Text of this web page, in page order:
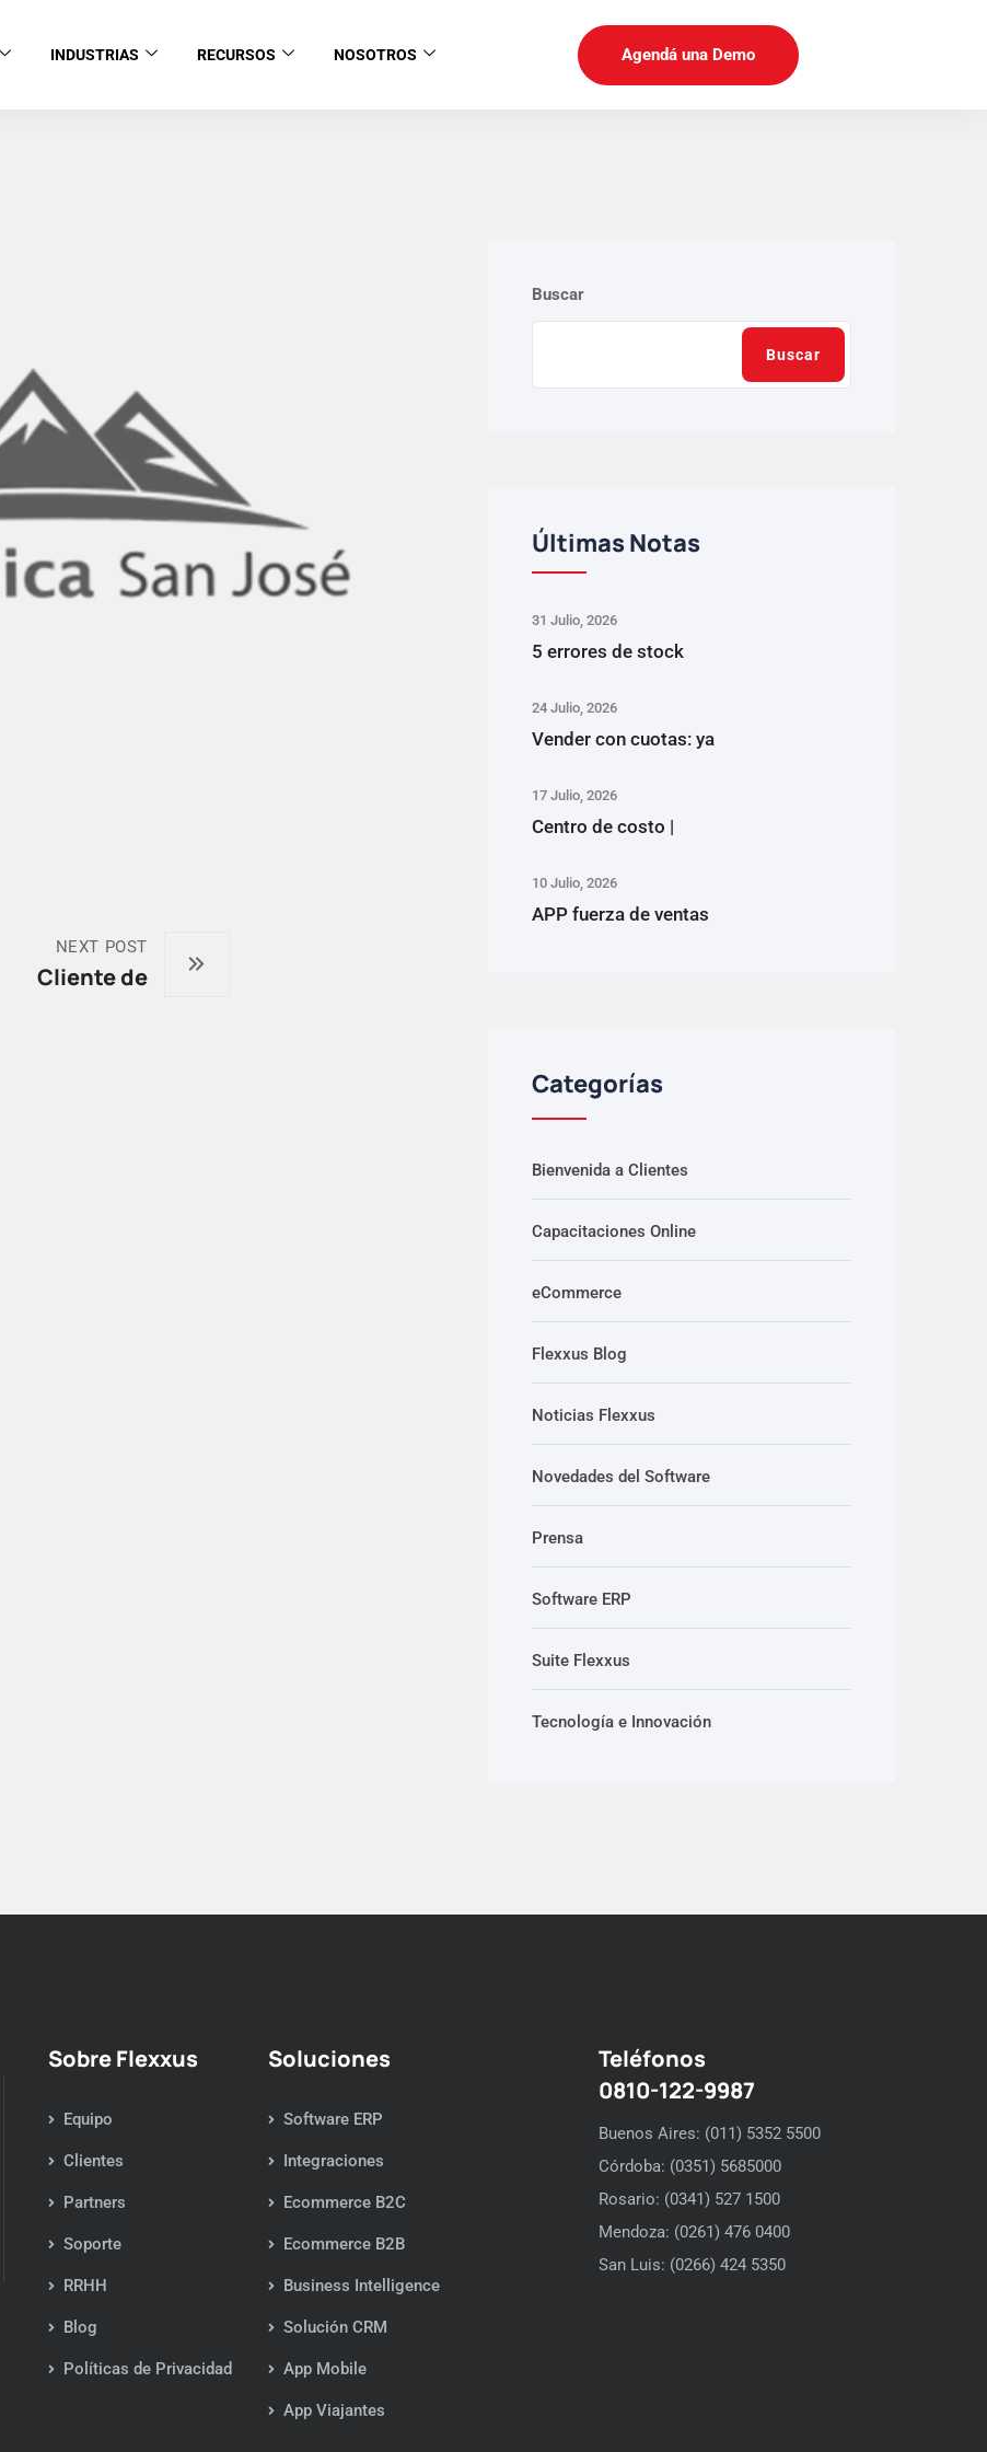
INDUSTRIAS RECURSOS NOSOTROS Agendá una Demo
NEXT POST
Cliente de
Buscar
Buscar
Últimas Notas
31 Julio, 2026
5 errores de stock
24 Julio, 2026
Vender con cuotas: ya
17 Julio, 2026
Centro de costo |
10 Julio, 2026
APP fuerza de ventas
Categorías
Bienvenida a Clientes
Capacitaciones Online
eCommerce
Flexxus Blog
Noticias Flexxus
Novedades del Software
Prensa
Software ERP
Suite Flexxus
Tecnología e Innovación
Sobre Flexxus
Equipo
Clientes
Partners
Soporte
RRHH
Blog
Políticas de Privacidad
Soluciones
Software ERP
Integraciones
Ecommerce B2C
Ecommerce B2B
Business Intelligence
Solución CRM
App Mobile
App Viajantes
Teléfonos
0810-122-9987
Buenos Aires: (011) 5352 5500
Córdoba: (0351) 5685000
Rosario: (0341) 527 1500
Mendoza: (0261) 476 0400
San Luis: (0266) 424 5350